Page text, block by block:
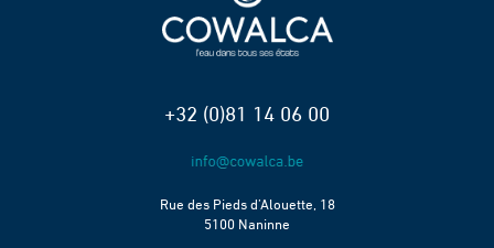
+32 (0)81 14 06 00
Rue des Pieds d’Alouette, 18
5100 Naninne